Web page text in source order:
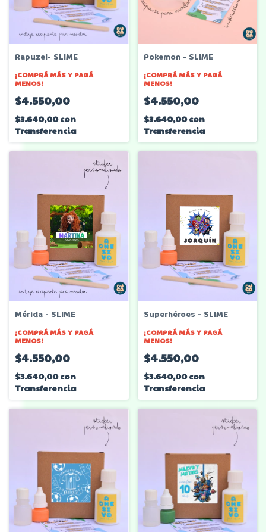
Rapuzel- SLIME
¡COMPRÁ MÁS Y PAGÁ
MENOS!
$4.550,00
$3.640,00con
Transferencia
Pokemon - SLIME
¡COMPRÁ MÁS Y PAGÁ
MENOS!
$4.550,00
$3.640,00con
Transferencia
Mérida - SLIME
¡COMPRÁ MÁS Y PAGÁ
MENOS!
$4.550,00
$3.640,00con
Transferencia
Superhéroes - SLIME
¡COMPRÁ MÁS Y PAGÁ
MENOS!
$4.550,00
$3.640,00con
Transferencia